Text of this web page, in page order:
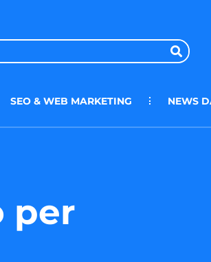
SEO & WEB MARKETING NEWS
per